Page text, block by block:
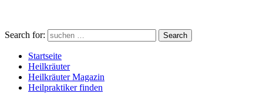
Search for: Search
Startseite
Heilkräuter
Heilkräuter Magazin
Heilpraktiker finden